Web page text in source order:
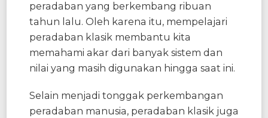
peradaban yang berkembang ribuan
tahun lalu. Oleh karena itu, mempelajari
peradaban klasik membantu kita
memahami akar dari banyak sistem dan
nilai yang masih digunakan hingga saat ini.
Selain menjadi tonggak perkembangan
peradaban manusia, peradaban klasik juga